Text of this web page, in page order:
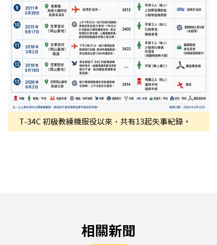
T-34C 初級教練機服役以來，共有13起失事紀錄。
相關新聞